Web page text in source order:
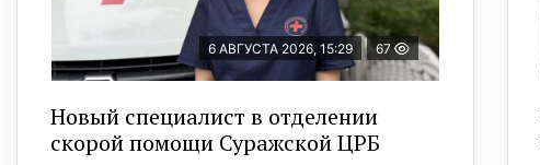
6 АВГУСТА 2026, 15:29 67
Новый специалист в отделении
скорой помощи Суражской ЦРБ